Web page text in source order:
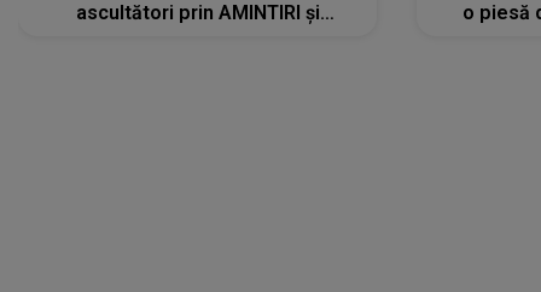
ascultători prin AMINTIRI și
o piesă